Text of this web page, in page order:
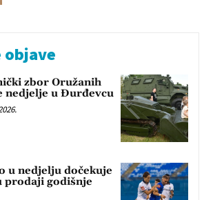
objave
zbor Oružanih
nedjelje u Đurđevcu
u nedjelju dočekuje
prodaji godišnje